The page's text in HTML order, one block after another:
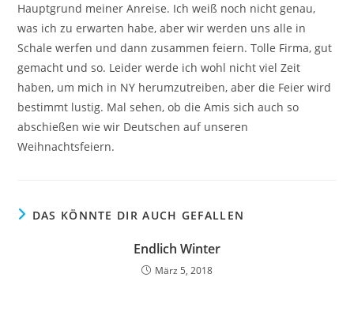
Hauptgrund meiner Anreise. Ich weiß noch nicht genau,
was ich zu erwarten habe, aber wir werden uns alle in
Schale werfen und dann zusammen feiern. Tolle Firma, gut
gemacht und so. Leider werde ich wohl nicht viel Zeit
haben, um mich in NY herumzutreiben, aber die Feier wird
bestimmt lustig. Mal sehen, ob die Amis sich auch so
abschießen wie wir Deutschen auf unseren
Weihnachtsfeiern.
DAS KÖNNTE DIR AUCH GEFALLEN
Endlich Winter
März 5, 2018